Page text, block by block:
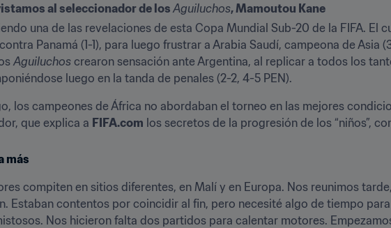
al seleccionador de los Aguiluchos, Mamoutou Kane
una de las revelaciones de esta Copa Mundial Sub-20 de la FIFA. El
Panamá (1-1), para luego frustrar a Arabia Saudí, campeona de Asia
Aguiluchos crearon sensación ante Argentina, al replicar a todos los
luego en la tanda de penales (2-2, 4-5 PEN).
los campeones de África no abordaban el torneo en las mejores
que explica a FIFA.com los secretos de la progresión de los “niños”,
más
compiten en sitios diferentes, en Malí y en Europa. Nos reunimos
Estaban contentos por coincidir al fin, pero necesité algo de tiempo
Nos hicieron falta dos partidos para calentar motores.